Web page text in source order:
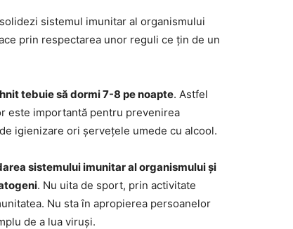
sistemul imunitar al organismului
prin respectarea unor reguli ce țin de un
tebuie să dormi 7-8 pe noapte. Astfel
este importantă pentru prevenirea
igienizare ori șervețele umede cu alcool.
sistemului imunitar al organismului și
. Nu uita de sport, prin activitate
Nu sta în apropierea persoanelor
de a lua viruși.